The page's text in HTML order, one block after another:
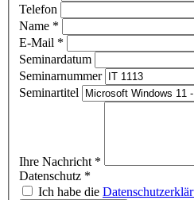
Telefon
Name *
E-Mail *
Seminardatum
Seminarnummer
Seminartitel
Ihre Nachricht *
Datenschutz *
Ich habe die